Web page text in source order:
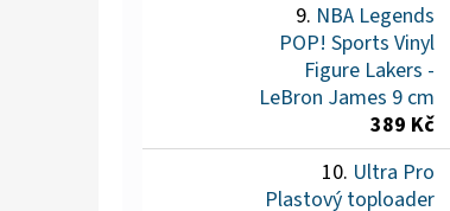
NBA Legends
POP! Sports Vinyl
Figure Lakers -
LeBron James 9 cm
389 Kč
Ultra Pro
Plastový toploader